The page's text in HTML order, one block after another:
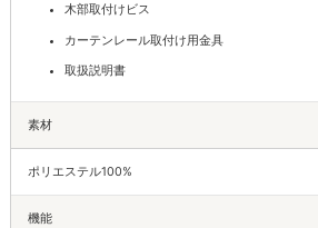
木部取付けビス
カーテンレール取付け用金具
取扱説明書
素材
ポリエステル100%
機能